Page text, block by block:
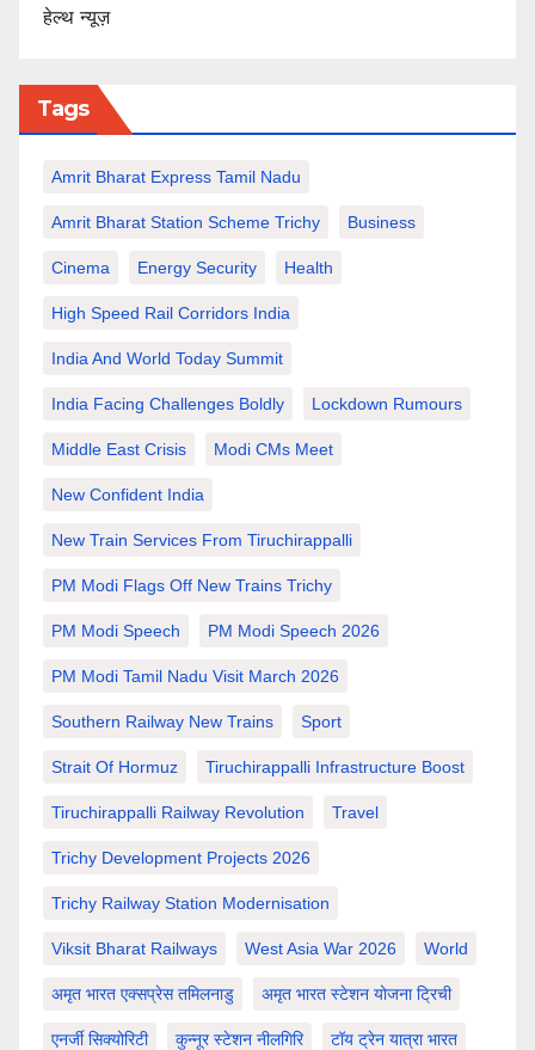
हेल्थ न्यूज़
Tags
Amrit Bharat Express Tamil Nadu
Amrit Bharat Station Scheme Trichy Business
Cinema Energy Security Health
High Speed Rail Corridors India
India And World Today Summit
India Facing Challenges Boldly Lockdown Rumours
Middle East Crisis Modi CMs Meet
New Confident India
New Train Services From Tiruchirappalli
PM Modi Flags Off New Trains Trichy
PM Modi Speech PM Modi Speech 2026
PM Modi Tamil Nadu Visit March 2026
Southern Railway New Trains Sport
Strait Of Hormuz Tiruchirappalli Infrastructure Boost
Tiruchirappalli Railway Revolution Travel
Trichy Development Projects 2026
Trichy Railway Station Modernisation
Viksit Bharat Railways West Asia War 2026 World
अमृत भारत एक्सप्रेस तमिलनाडु अमृत भारत स्टेशन योजना ट्रिची
एनर्जी सिक्योरिटी कुन्नूर स्टेशन नीलगिरि टॉय ट्रेन यात्रा भारत